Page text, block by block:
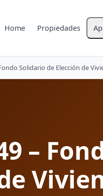
Home Propiedades
Solidario de Elección de
–